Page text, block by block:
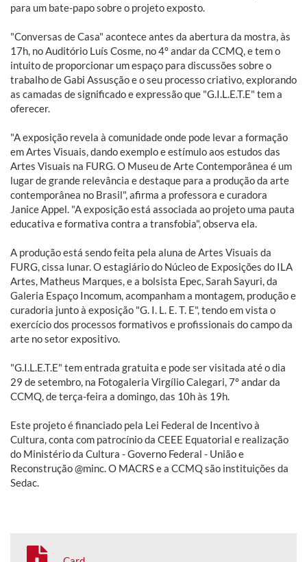
para um bate-papo sobre o projeto exposto.
"Conversas de Casa" acontece antes da abertura da mostra, às
17h, no Auditório Luís Cosme, no 4º andar da CCMQ, e tem o
intuito de proporcionar um espaço para discussões sobre o
trabalho de Gabi Assusção e o seu processo criativo, explorando
as camadas de significado e expressão que "G.I.L.E.T.E" tem a
oferecer.
"A exposição revela à comunidade onde pode levar a formação
em Artes Visuais, dando exemplo e estímulo aos estudos das
Artes Visuais na FURG. O Museu de Arte Contemporânea é um
lugar de grande relevância e destaque para a produção da arte
contemporânea no Brasil", afirma a professora e curadora
Janice Appel. "A exposição está associada ao projeto uma pauta
educativa e formativa contra a transfobia", observa ela.
A produção está sendo feita pela aluna de Artes Visuais da
FURG, cissa lunar. O estagiário do Núcleo de Exposições do ILA
Artes, Matheus Marques, e a bolsista Epec, Sarah Sayuri, da
Galeria Espaço Incomum, acompanham a montagem, produção e
curadoria junto à exposição "G. I. L. E. T. E", tendo em vista o
exercício dos processos formativos e profissionais do campo da
arte no setor expositivo.
"G.I.L.E.T.E" tem entrada gratuita e pode ser visitada até o dia
29 de setembro, na Fotogaleria Virgílio Calegari, 7º andar da
CCMQ, de terça-feira a domingo, das 10h às 19h.
Este projeto é financiado pela Lei Federal de Incentivo à
Cultura, conta com patrocínio da CEEE Equatorial e realização
do Ministério da Cultura - Governo Federal - União e
Reconstrução @minc. O MACRS e a CCMQ são instituições da
Sedac.